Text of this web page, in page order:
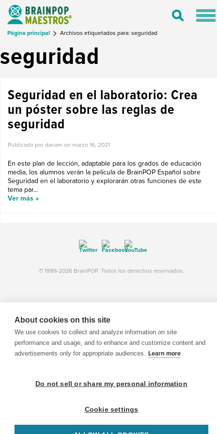
Toggle
Página principal Archivos etiquetados para: seguridad
seguridad
Seguridad en el laboratorio: Crea
un póster sobre las reglas de
seguridad
Publicado por danam on marzo 16, 2021
En este plan de lección, adaptable para los grados de educación
media, los alumnos verán la película de BrainPOP Español sobre
Seguridad en el laboratorio y explorarán otras funciones de este
tema par...
Ver más »
© 1999-2026 BrainPOP. Todos los derechos reservados.
About cookies on this site
We use cookies to collect and analyze information on site
performance and usage, and to enhance and customize content and
advertisements only for appropriate audiences. Learn more
Do not sell or share my personal information
Cookie settings